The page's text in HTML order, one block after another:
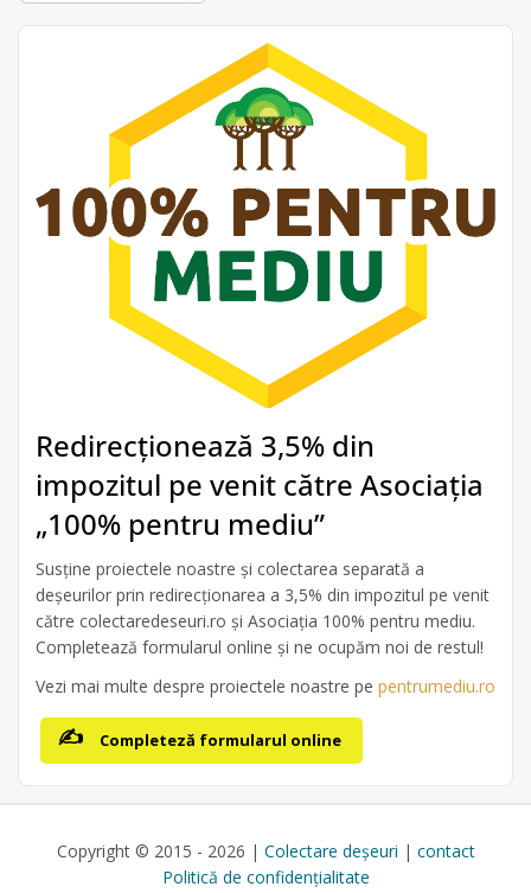
Redirecționează 3,5% din
impozitul pe venit către Asociația
„100% pentru mediu”
Susține proiectele noastre și colectarea separată a
deșeurilor prin redirecționarea a 3,5% din impozitul pe venit
către colectaredeseuri.ro și Asociația 100% pentru mediu.
Completează formularul online și ne ocupăm noi de restul!
Vezi mai multe despre proiectele noastre pe pentrumediu.ro
Completeză formularul online
Copyright © 2015 - 2026 | Colectare deșeuri | contact
Politică de confidențialitate